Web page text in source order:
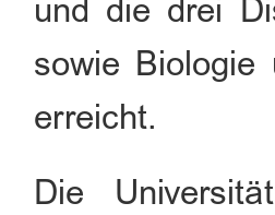
und die drei
sowie Biologie
erreicht.
Die